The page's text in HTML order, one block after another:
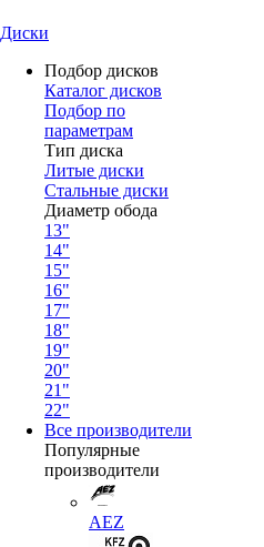
Диски
Подбор дисков
Каталог дисков
Подбор по
параметрам
Тип диска
Литые диски
Стальные диски
Диаметр обода
13"
14"
15"
16"
17"
18"
19"
20"
21"
22"
Все производители
Популярные
производители
AEZ